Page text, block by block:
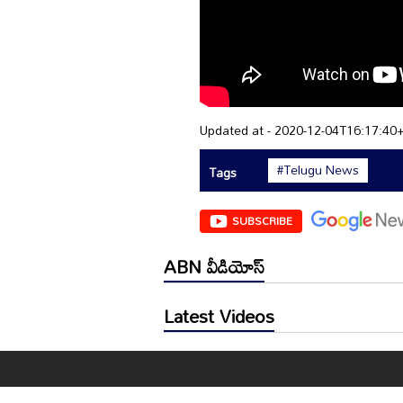
Updated at - 2020-12-
Tags
#Telugu News
SUBSCRIBE
ABN వీడియోస్
Latest Videos